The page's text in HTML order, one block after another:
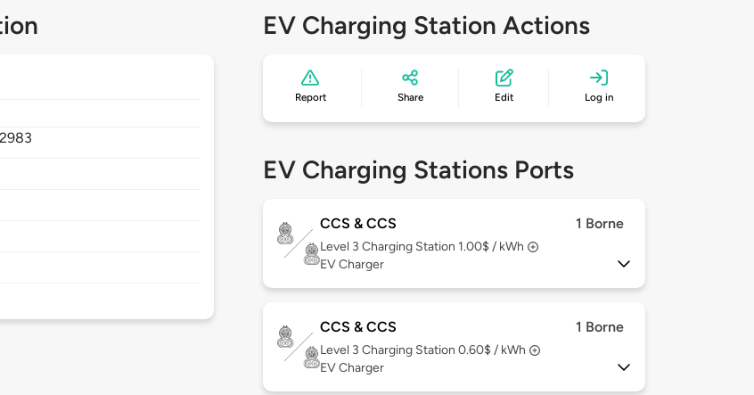
EV Charging Station Actions
Report Share Edit Log in
EV Charging Stations Ports
CCS & CCS 1 Borne
Level 3 Charging Station 1.00$ / kWh
EV Charger
CCS & CCS 1 Borne
Level 3 Charging Station 0.60$ / kWh
EV Charger